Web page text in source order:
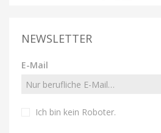
NEWSLETTER
E-Mail
Ich bin kein Roboter.